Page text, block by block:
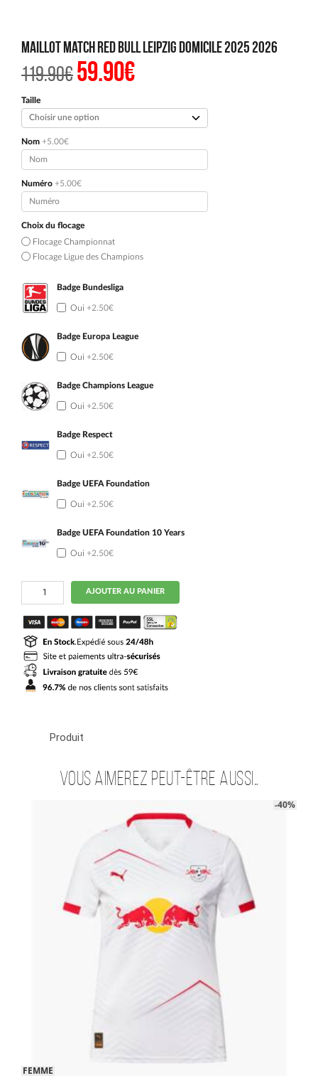
Maillot Match Red Bull Leipzig Domicile 2025 2026
119.90€Le
prix
était :
119.90€.
59.90€Le
prix
est :
59.90€.
Taille
Nom +5.00€
Numéro +5.00€
Choix du flocage
Flocage Championnat
Flocage Ligue des Champions
Badge Bundesliga
Oui +2.50€
Badge Europa League
Oui +2.50€
Badge Champions League
Oui +2.50€
Badge Respect
Oui +2.50€
Badge UEFA Foundation
Oui +2.50€
Badge UEFA Foundation 10 Years
Oui +2.50€
quantité
Maillot
Match
Red
Bull
Leipzig
Domicile
2025
2026
AJOUTER AU PANIER
Produit
Vous aimerez peut-être aussi…
-40%
FEMME